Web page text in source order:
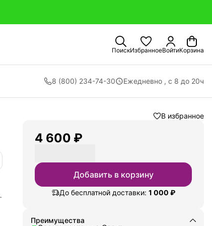
ПоискИзбранноеВойтиКорзина
8 (800) 234-74-30 Ежедневно , с 8 до 20ч
В избранное
4 600 ₽
Добавить в корзину
До бесплатной доставки: 1 000 ₽
Преимущества